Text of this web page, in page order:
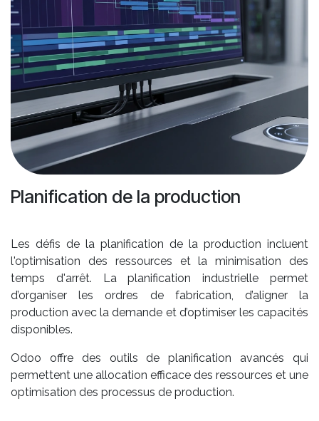
Les défis de la planification de la production incluent
l'optimisation des ressources et la minimisation des
temps d'arrêt. La planification industrielle permet
d’organiser les ordres de fabrication, d’aligner la
production avec la demande et d’optimiser les capacités
disponibles.
Odoo offre des outils de planification avancés qui
permettent une allocation efficace des ressources et une
optimisation des processus de production.
Planification de la production